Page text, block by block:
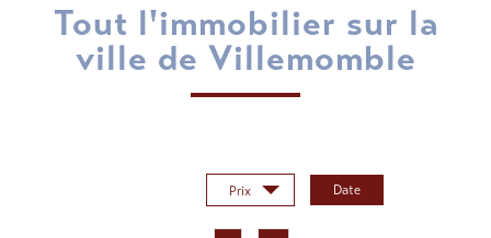
Tout l'immobilier sur la
ville de Villemomble
Prix Date